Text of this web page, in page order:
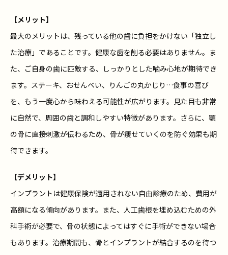
【メリット】
最大のメリットは、残っている他の歯に負担をかけない「独立し
た治療」であることです。健康な歯を削る必要はありません。ま
た、ご自身の歯に匹敵する、しっかりとした噛み心地が期待でき
ます。ステーキ、おせんべい、りんごの丸かじり…食事の喜び
を、もう一度心から味わえる可能性が広がります。見た目も非常
に自然で、周囲の歯と調和しやすい特徴があります。さらに、顎
の骨に直接刺激が伝わるため、骨が痩せていくのを防ぐ効果も期
待できます。
【デメリット】
インプラントは健康保険が適用されない自由診療のため、費用が
高額になる傾向があります。また、人工歯根を埋め込むための外
科手術が必要で、骨の状態によってはすぐに手術ができない場合
もあります。治療期間も、骨とインプラントが結合するのを待つ